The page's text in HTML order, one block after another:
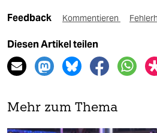
Feedback Kommentieren
Diesen Artikel teilen
Mehr zum Thema